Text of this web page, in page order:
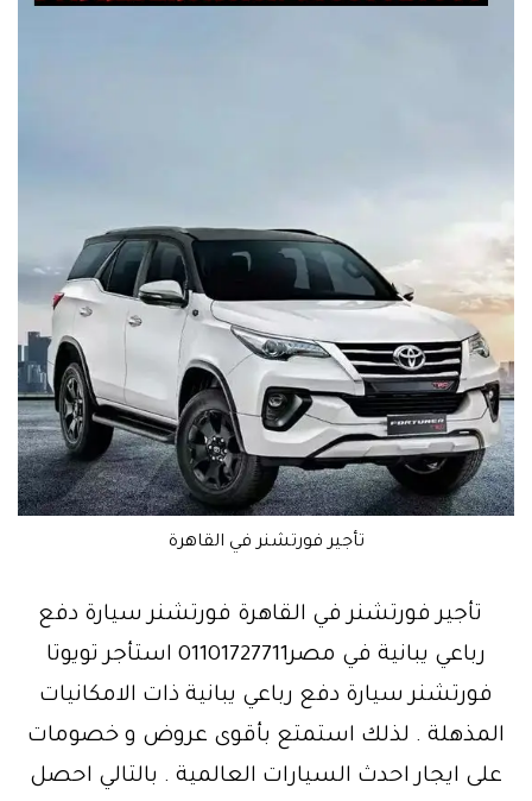
تأجير فورتشنر في القاهرة
تأجير فورتشنر في القاهرة فورتشنر سيارة دفع
رباعي يبانية في مصر01101727711 استأجر تويوتا
فورتشنر سيارة دفع رباعي يبانية ذات الامكانيات
المذهلة . لذلك استمتع بأقوى عروض و خصومات
على ايجار احدث السيارات العالمية . بالتالي احصل